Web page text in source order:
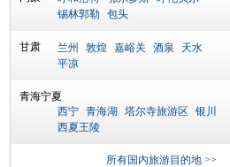
锡林郭勒 包头
甘肃 兰州 敦煌 嘉峪关 酒泉
天水
平凉
青海宁夏
西宁 青海湖 塔尔寺旅游区
银川
西夏王陵
所有国内旅游目的地 >>